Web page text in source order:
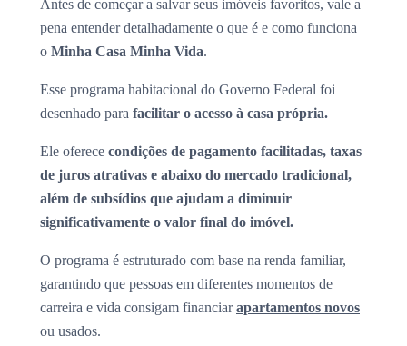
Antes de começar a salvar seus imóveis favoritos, vale a
pena entender detalhadamente o que é e como funciona
o Minha Casa Minha Vida.
Esse programa habitacional do Governo Federal foi
desenhado para facilitar o acesso à casa própria.
Ele oferece condições de pagamento facilitadas, taxas
de juros atrativas e abaixo do mercado tradicional,
além de subsídios que ajudam a diminuir
significativamente o valor final do imóvel.
O programa é estruturado com base na renda familiar,
garantindo que pessoas em diferentes momentos de
carreira e vida consigam financiarapartamentos novos
ou usados.